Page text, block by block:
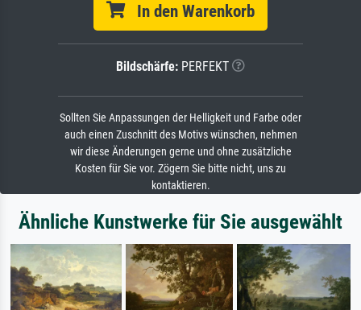
In den Warenkorb
Bildschärfe: PERFEKT
Sollten Sie Anpassungen der Helligkeit und Farbe oder
auch einen Zuschnitt des Motivs wünschen, nehmen
wir diese Änderungen gerne und ohne zusätzliche
Kosten für Sie vor. Zögern Sie bitte nicht, uns zu
kontaktieren.
Ähnliche Kunstwerke für Sie ausgewählt